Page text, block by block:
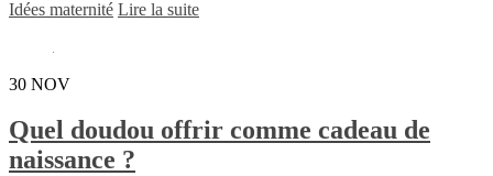
Idées maternité Lire la suite
30 NOV
Quel doudou offrir comme cadeau de
naissance ?